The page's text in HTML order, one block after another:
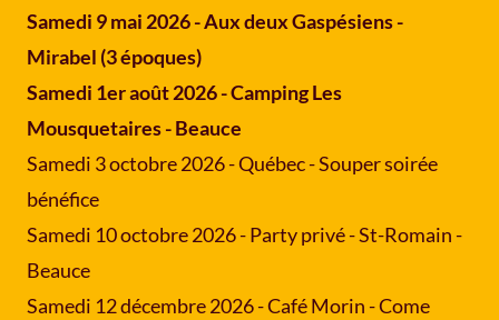
Samedi 9 mai 2026 - Aux deux Gaspésiens -
Mirabel (3 époques)
Samedi 1er août 2026 - Camping Les
Mousquetaires - Beauce
Samedi 3 octobre 2026 - Québec - Souper soirée
bénéfice
Samedi 10 octobre 2026 - Party privé - St-Romain -
Beauce
Samedi 12 décembre 2026 - Café Morin - Come